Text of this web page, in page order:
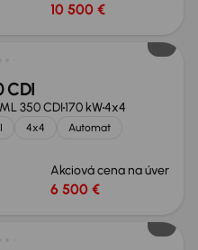
10 500 €
CDI
ML 350 CDI170 kW4x4
4x4
Automat
Akciová cena na úver
6 500 €